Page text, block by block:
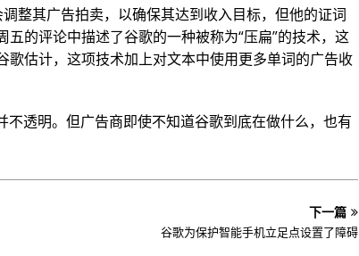
整其广告拍卖，以确保其达到收入目标，但他的证词
的评论中描述了谷歌的一种被称为“压扁”的技术，这
歌估计，这项技术加上对文本中使用更多单词的广告收
透明。但广告商即使不知道谷歌到底在做什么，也有
下一篇
谷歌为保护智能手机立足点设置了障碍